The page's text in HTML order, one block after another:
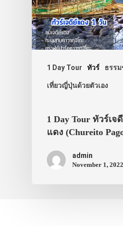
1 Day Tour ทัวร์ ธรร
เที่ยวญี่ปุ่นด้วยตัวเอง
1 Day Tour ทัวร์เจ
แดง (Chureito
admin
November 1, 2022